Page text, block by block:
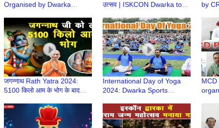
Organised by Dwarka
उत्सव | ISKCON Dwarka to
Rath Yatra
by
जगन्नाथ Rath Yatra 2024:
5100 किलो आम के भोग के बाद
भगवान यात्रा पर
International Day of Yoga
2024: Dwarka Sports
Turnout